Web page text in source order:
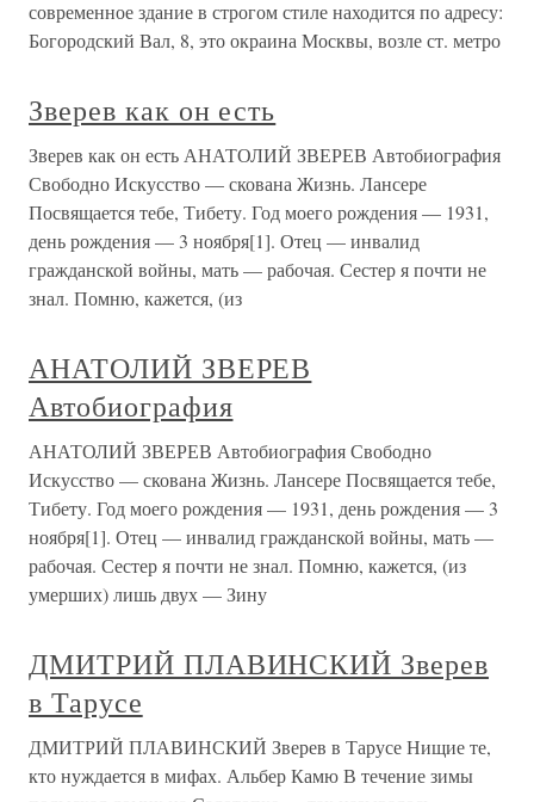
современное здание в строгом стиле находится по адресу:
Богородский Вал, 8, это окраина Москвы, возле ст. метро
Зверев как он есть
Зверев как он есть АНАТОЛИЙ ЗВЕРЕВ Автобиография
Свободно Искусство — скована Жизнь. Лансере
Посвящается тебе, Тибету. Год моего рождения — 1931,
день рождения — 3 ноября[1]. Отец — инвалид
гражданской войны, мать — рабочая. Сестер я почти не
знал. Помню, кажется, (из
АНАТОЛИЙ ЗВЕРЕВ
Автобиография
АНАТОЛИЙ ЗВЕРЕВ Автобиография Свободно
Искусство — скована Жизнь. Лансере Посвящается тебе,
Тибету. Год моего рождения — 1931, день рождения — 3
ноября[1]. Отец — инвалид гражданской войны, мать —
рабочая. Сестер я почти не знал. Помню, кажется, (из
умерших) лишь двух — Зину
ДМИТРИЙ ПЛАВИНСКИЙ Зверев
в Тарусе
ДМИТРИЙ ПЛАВИНСКИЙ Зверев в Тарусе Нищие те,
кто нуждается в мифах. Альбер Камю В течение зимы